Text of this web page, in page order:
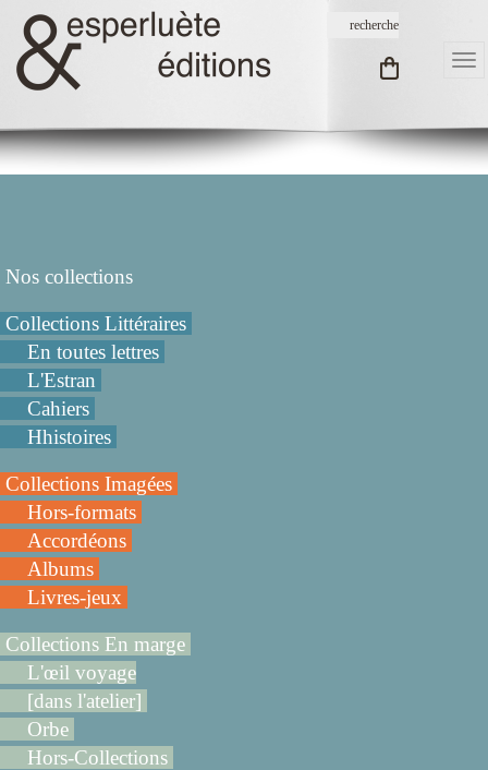
Nos collections
Collections Littéraires
En toutes lettres
L'Estran
Cahiers
Hhistoires
Collections Imagées
Hors-formats
Accordéons
Albums
Livres-jeux
Collections En marge
L'œil voyage
[dans l'atelier]
Orbe
Hors-Collections